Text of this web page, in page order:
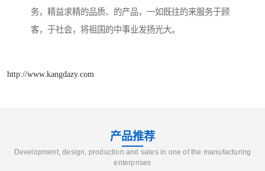
务，精益求精的品质、的产品，一如既往的来服务于顾
客，于社会，将祖国的中事业发扬光大。
http://www.kangdazy.com
产品推荐
Development, design, production and sales in one of the manufacturing
enterprises